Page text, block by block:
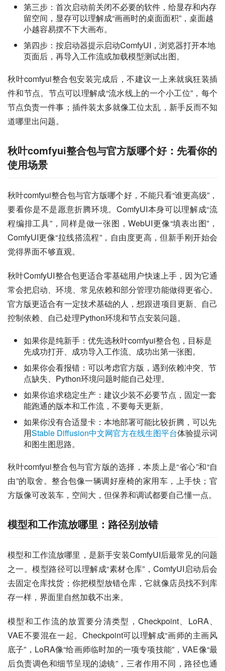
第三步：首次启动前关闭不必要的软件，给显存和内存
留空间，显存可以理解成“画画时的桌面面积”，桌面越
小越容易摆不下大画布。
第四步：按启动器提示启动ComfyUI，浏览器打开本地
页面后，再导入工作流或加载模型测试出图。
秋叶comfyui整合包安装完成后，不建议一上来就疯狂装插
件和节点。节点可以理解成“流水线上的一个小工位”，每个
节点负责一件事；插件装太多就像工位太乱，新手反而不知
道哪里出问题。
秋叶comfyui整合包与官方版哪个好：先看你的
使用场景
秋叶comfyui整合包与官方版哪个好，不能只看“谁更高级”，
要看你是不是愿意折腾环境。ComfyUI本身可以理解成“流
程编排工具”，同样是做一张图，WebUI更像“填表出图”，
ComfyUI更像“拉线搭流程”，自由度更高，但新手刚开始会
觉得界面不够直观。
秋叶ComfyUI整合包更适合零基础用户快速上手，因为它通
常会把启动、环境、常见依赖和部分管理功能做得更省心。
官方版更适合有一定技术基础的人，想跟进项目更新、自己
控制依赖、自己处理Python环境和节点安装问题。
如果你是纯新手：优先选秋叶comfyui整合包，目标是
先成功打开、成功导入工作流、成功出第一张图。
如果你会看报错：可以考虑官方版，遇到依赖冲突、节
点缺失、Python环境问题时能自己处理。
如果你追求稳定生产：建议少装不必要节点，固定一套
能跑通的版本和工作流，不要每天更新。
如果你没有合适显卡：本地部署可能比较折腾，可以先
用Stable Diffusion中文网官方在线生图平台体验提示词
和图生图思路。
秋叶comfyui整合包与官方版的选择，本质上是“省心”和“自
由”的取舍。整合包像一辆调好座椅的家用车，上手快；官
方版像可改装车，空间大，但保养和调试都要自己懂一点。
模型和工作流放哪里：路径别放错
模型和工作流放哪里，是新手安装ComfyUI后最常见的问题
之一。模型路径可以理解成“素材仓库”，ComfyUI启动后会
去固定仓库找货；你把模型放错仓库，它就像店员找不到库
存一样，界面里自然加载不出来。
模型和工作流的放置要分清类型，Checkpoint、LoRA、
VAE不要混在一起。Checkpoint可以理解成“画师的主画风
底子”，LoRA像“给画师临时加的一项专项技能”，VAE像“最
后负责调色和细节呈现的滤镜”，三者作用不同，路径也通